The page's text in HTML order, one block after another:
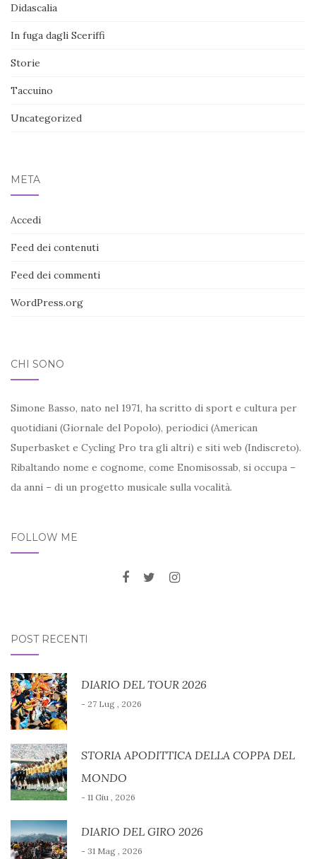
Didascalia
In fuga dagli Sceriffi
Storie
Taccuino
Uncategorized
META
Accedi
Feed dei contenuti
Feed dei commenti
WordPress.org
CHI SONO
Simone Basso, nato nel 1971, ha scritto di sport e cultura per
quotidiani (Giornale del Popolo), periodici (American
Superbasket e Cycling Pro tra gli altri) e siti web (Indiscreto).
Ribaltando nome e cognome, come Enomisossab, si occupa –
da anni – di un progetto musicale sulla vocalità.
FOLLOW ME
POST RECENTI
DIARIO DEL TOUR 2026
- 27 Lug , 2026
STORIA APODITTICA DELLA COPPA DEL
MONDO
- 11 Giu , 2026
DIARIO DEL GIRO 2026
- 31 Mag , 2026